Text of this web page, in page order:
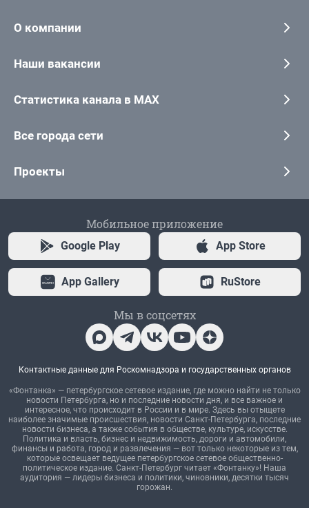
О компании
Наши вакансии
Статистика канала в MAX
Все города сети
Проекты
Мобильное приложение
Google Play App Store
App Gallery RuStore
Мы в соцсетях
Контактные данные для Роскомнадзора и государственных органов
«Фонтанка» — петербургское сетевое издание, где можно найти не только
новости Петербурга, но и последние новости дня, и все важное и
интересное, что происходит в России и в мире. Здесь вы отыщете
наиболее значимые происшествия, новости Санкт-Петербурга, последние
новости бизнеса, а также события в обществе, культуре, искусстве.
Политика и власть, бизнес и недвижимость, дороги и автомобили,
финансы и работа, город и развлечения — вот только некоторые из тем,
которые освещает ведущее петербургское сетевое общественно-
политическое издание. Санкт-Петербург читает «Фонтанку»! Наша
аудитория — лидеры бизнеса и политики, чиновники, десятки тысяч
горожан.